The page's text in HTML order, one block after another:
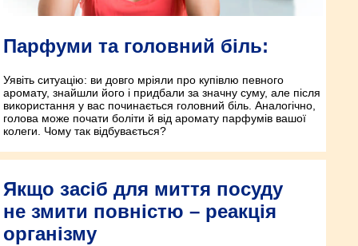
Парфуми та головний біль:
Уявіть ситуацію: ви довго мріяли про купівлю певного
аромату, знайшли його і придбали за значну суму, але після
використання у вас починається головний біль. Аналогічно,
голова може почати боліти й від аромату парфумів вашої
колеги. Чому так відбувається?
Якщо засіб для миття посуду
не змити повністю – реакція
організму